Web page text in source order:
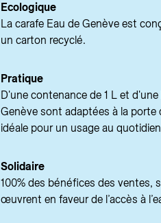
Ecologique
La carafe Eau de Genève est
un carton recyclé.
Pratique
D'une contenance de 1 L et
Genève sont adaptées à la porte
idéale pour un usage au
Solidaire
100% des bénéfices des ventes,
œuvrent en faveur de l’accès à